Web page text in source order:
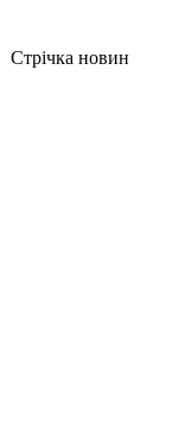
Стрічка новин